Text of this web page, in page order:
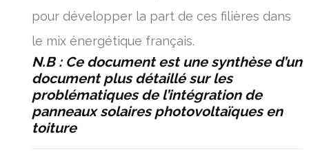
pour développer la part de ces filières dans
le mix énergétique français.
N.B : Ce document est une synthèse d’un
document plus détaillé sur les
problématiques de l’intégration de
panneaux solaires photovoltaïques en
toiture